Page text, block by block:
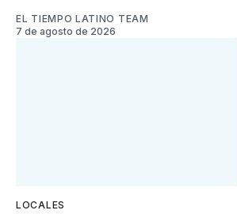
EL TIEMPO LATINO TEAM
7 de agosto de 2026
LOCALES